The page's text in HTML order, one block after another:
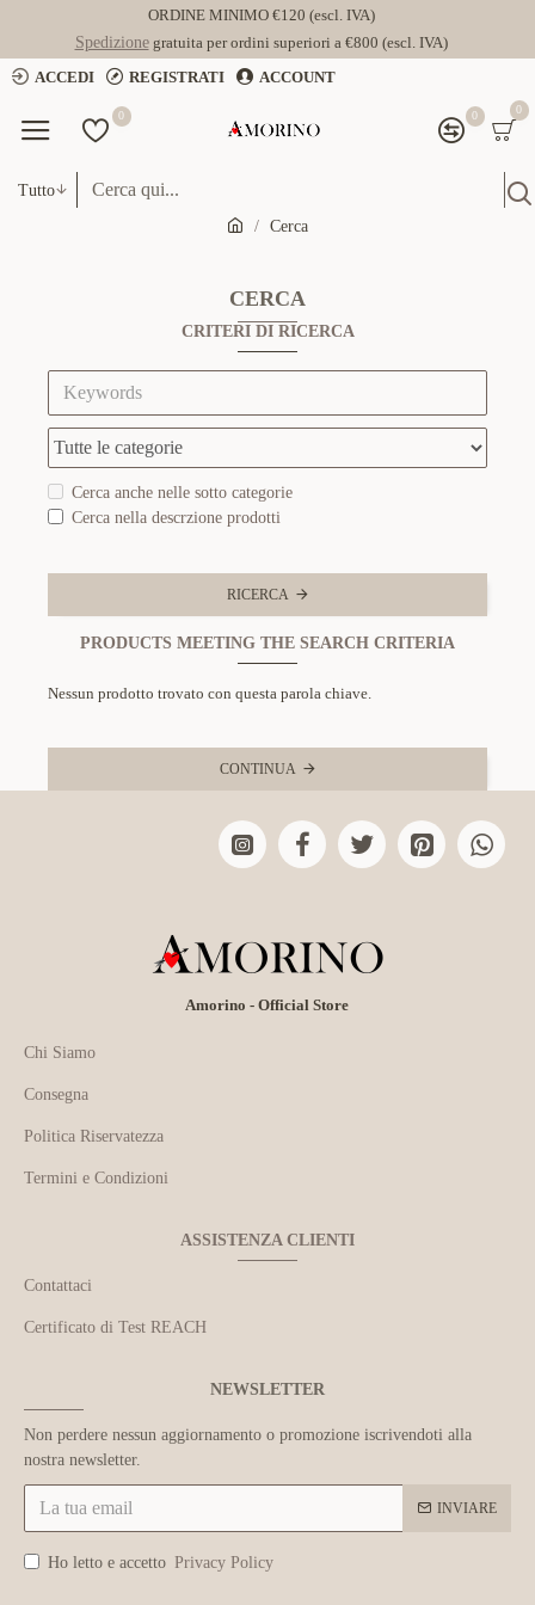
ORDINE MINIMO €120 (escl. IVA)
Spedizionegratuita per ordini superiori a €800 (escl. IVA)
ACCEDI
REGISTRATI ACCOUNT
0 0 0
Tutto
Cerca
CERCA
CRITERI DI RICERCA
Cerca anche nelle sotto categorie
Cerca nella descrzione prodotti
RICERCA
PRODUCTS MEETING THE SEARCH CRITERIA
Nessun prodotto trovato con questa parola chiave.
CONTINUA
Amorino - Official Store
Chi Siamo
Consegna
Politica Riservatezza
Termini e Condizioni
ASSISTENZA CLIENTI
Contattaci
Certificato di Test REACH
NEWSLETTER
Non perdere nessun aggiornamento o promozione iscrivendoti alla
nostra newsletter.
INVIARE
Ho letto e accetto Privacy Policy